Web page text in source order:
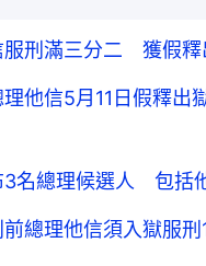
服刑滿三分二 獲假釋
理他信5月11日假釋
3名總理候選人 包括
總理他信須入獄服刑